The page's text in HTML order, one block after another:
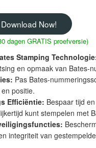
Download Now!
dagen GRATIS proefversie)
Stamping
en opmaak van Bates-
Pas Bates-
positie.
Efficiëntie: Bespaar tijd
kunt stempelen met
integriteit van